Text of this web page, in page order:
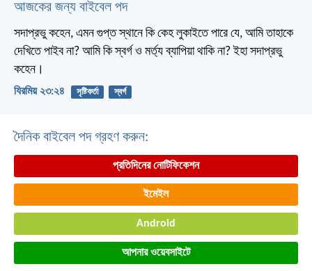
আজকের জন্য বাইবেল পদ
সদাপ্রভু কহেন, এমন গুপ্ত স্থানে কি কেহ লুকাইতে পারে যে, আমি তাহাকে
দেখিতে পাইব না? আমি কি স্বর্গ ও মর্ত্য ব্যাপিয়া থাকি না? ইহা সদাপ্রভু
কহেন।
যিরমিয় ২৩:২৪ সৃষ্টিকর্তা স্বর্গ
দৈনিক বাইবেল পদ গ্রহণ করুন:
প্রতিদিনের নোটিফিকেশন
ইমেইল
Android
আপনার ওয়েবসাইটে